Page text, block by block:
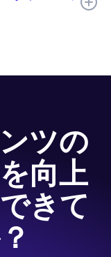
ツの
向上
きて